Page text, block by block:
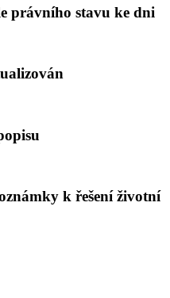
právního stavu ke dni
k řešení životní